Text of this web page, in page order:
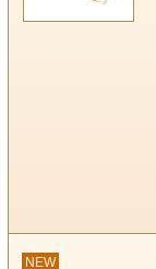
NEW